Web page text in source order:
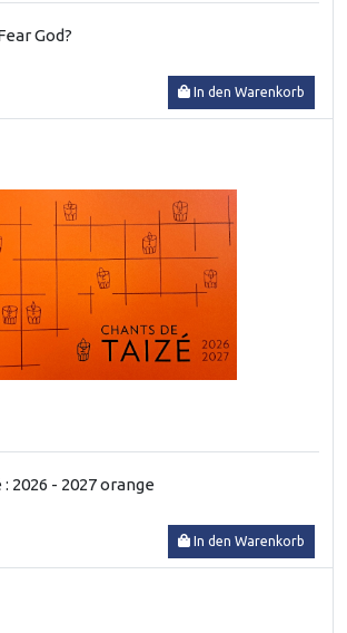
God?
In den Warenkorb
2026 - 2027 orange
In den Warenkorb